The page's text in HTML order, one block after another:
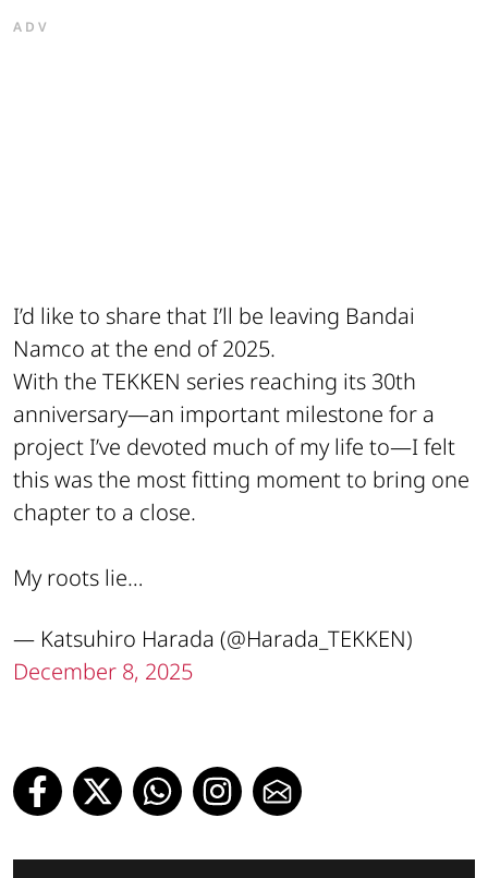
ADV
I’d like to share that I’ll be leaving Bandai
Namco at the end of 2025.
With the TEKKEN series reaching its 30th
anniversary—an important milestone for a
project I’ve devoted much of my life to—I felt
this was the most fitting moment to bring one
chapter to a close.
My roots lie…
— Katsuhiro Harada (@Harada_TEKKEN)
December 8, 2025